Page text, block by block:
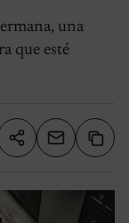
una
que esté
Compartir